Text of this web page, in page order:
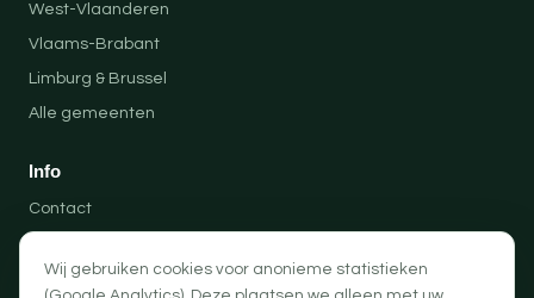
West-Vlaanderen
Vlaams-Brabant
Limburg & Brussel
Alle gemeenten
Info
Contact
Privacybeleid
Wij gebruiken cookies voor anonieme statistieken